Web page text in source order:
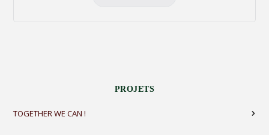
PROJETS
TOGETHER WE CAN !